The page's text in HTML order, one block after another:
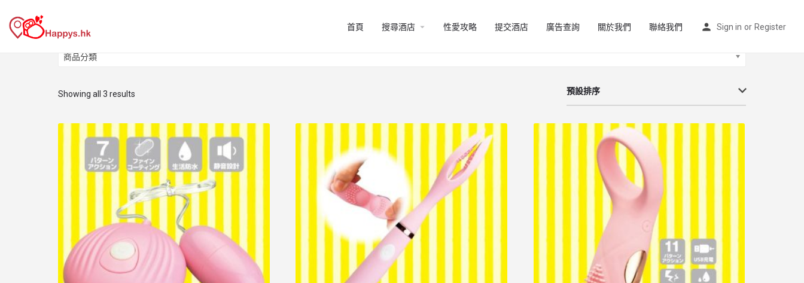
首頁 搜尋酒店 arrow_drop_down 性愛攻略 提交酒店 廣告查詢 關於我們 聯絡我們 Sign in or Register
商品分類
Showing all 3 results 預設排序